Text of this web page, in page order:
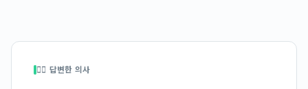
👩‍⚕️ 답변한 의사